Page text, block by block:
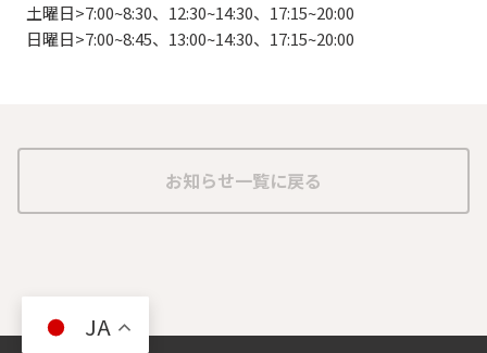
土曜日>7:00~8:30、12:30~14:30、17:15~20:00
日曜日>7:00~8:45、13:00~14:30、17:15~20:00
お知らせ一覧に戻る
JA